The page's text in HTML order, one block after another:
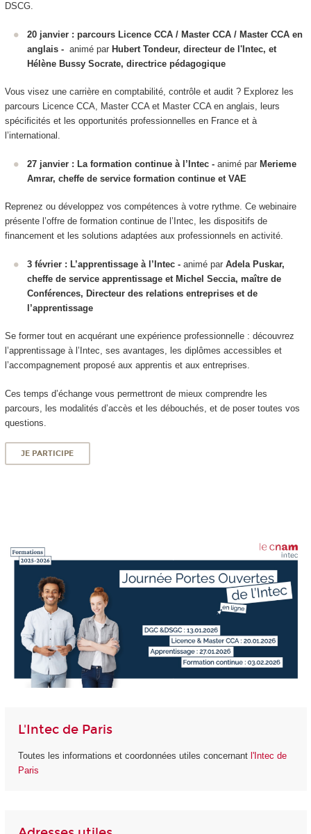
DSCG.
20 janvier : parcours Licence CCA / Master CCA / Master CCA en
anglais - animé par Hubert Tondeur, directeur de l'Intec, et
Hélène Bussy Socrate, directrice pédagogique
Vous visez une carrière en comptabilité, contrôle et audit ? Explorez les
parcours Licence CCA, Master CCA et Master CCA en anglais, leurs
spécificités et les opportunités professionnelles en France et à
l’international.
27 janvier : La formation continue à l’Intec - animé par Merieme
Amrar, cheffe de service formation continue et VAE
Reprenez ou développez vos compétences à votre rythme. Ce webinaire
présente l’offre de formation continue de l’Intec, les dispositifs de
financement et les solutions adaptées aux professionnels en activité.
3 février : L’apprentissage à l’Intec - animé par Adela Puskar,
cheffe de service apprentissage et Michel Seccia, maître de
Conférences, Directeur des relations entreprises et de
l’apprentissage
Se former tout en acquérant une expérience professionnelle : découvrez
l’apprentissage à l’Intec, ses avantages, les diplômes accessibles et
l’accompagnement proposé aux apprentis et aux entreprises.
Ces temps d’échange vous permettront de mieux comprendre les
parcours, les modalités d’accès et les débouchés, et de poser toutes vos
questions.
JE PARTICIPE
L'Intec de Paris
Toutes les informations et coordonnées utiles concernant l'Intec de
Paris